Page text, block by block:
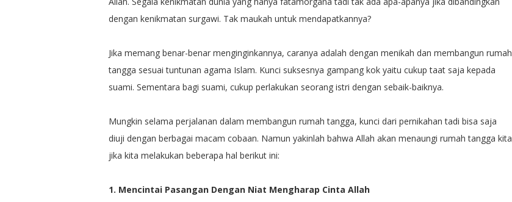
dengan kenikmatan surgawi. Tak maukah untuk mendapatkannya?
Jika memang benar-benar menginginkannya, caranya adalah dengan menikah dan membangun rumah
tangga sesuai tuntunan agama Islam. Kunci suksesnya gampang kok yaitu cukup taat saja kepada
suami. Sementara bagi suami, cukup perlakukan seorang istri dengan sebaik-baiknya.
Mungkin selama perjalanan dalam membangun rumah tangga, kunci dari pernikahan tadi bisa saja
diuji dengan berbagai macam cobaan. Namun yakinlah bahwa Allah akan menaungi rumah tangga kita
jika kita melakukan beberapa hal berikut ini:
1. Mencintai Pasangan Dengan Niat Mengharap Cinta Allah